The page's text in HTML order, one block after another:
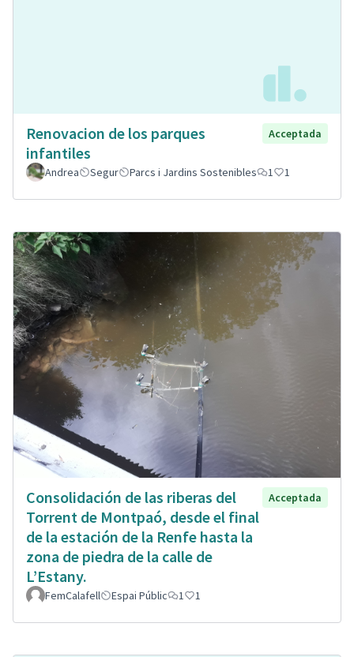
Renovacion de los parques
infantiles
Acceptada
Andrea Segur Parcs i Jardins Sostenibles 1 1
Consolidación de las riberas del
Torrent de Montpaó, desde el final
de la estación de la Renfe hasta la
zona de piedra de la calle de
L’Estany.
Acceptada
FemCalafell Espai Públic 1 1